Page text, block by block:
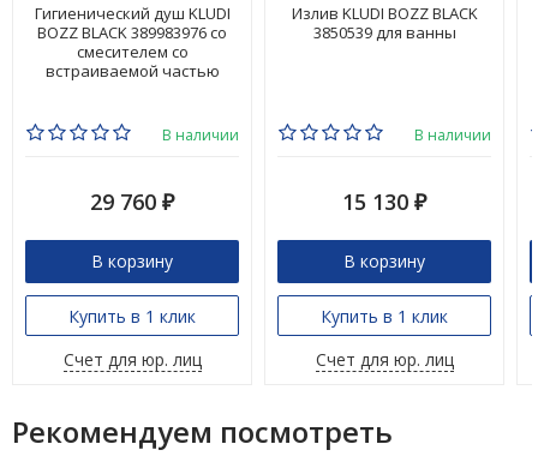
Гигиенический душ KLUDI
BOZZ BLACK 389983976 со
смесителем со
встраиваемой частью
В наличии
29 760 ₽
В корзину
Купить в 1 клик
Счет для юр. лиц
Излив KLUDI BOZZ BLACK
3850539 для ванны
В наличии
15 130 ₽
В корзину
Купить в 1 клик
Счет для юр. лиц
Рекомендуем посмотреть